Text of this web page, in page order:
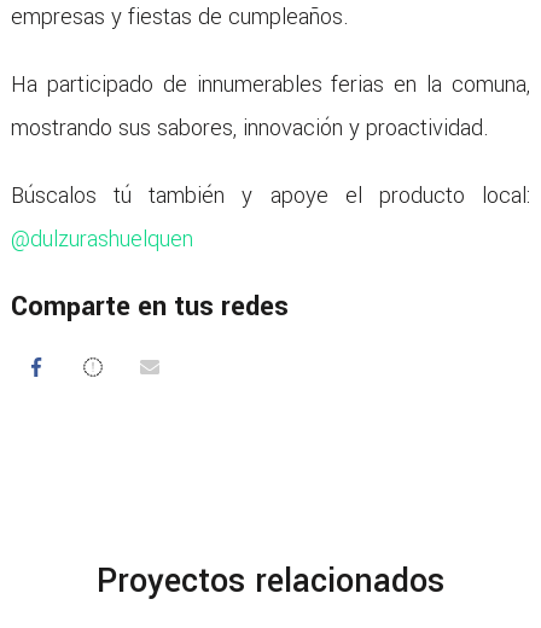
empresas y fiestas de cumpleaños.
Ha participado de innumerables ferias en la comuna,
mostrando sus sabores, innovación y proactividad.
Búscalos tú también y apoye el producto local:
@dulzurashuelquen
Comparte en tus redes
Proyectos relacionados